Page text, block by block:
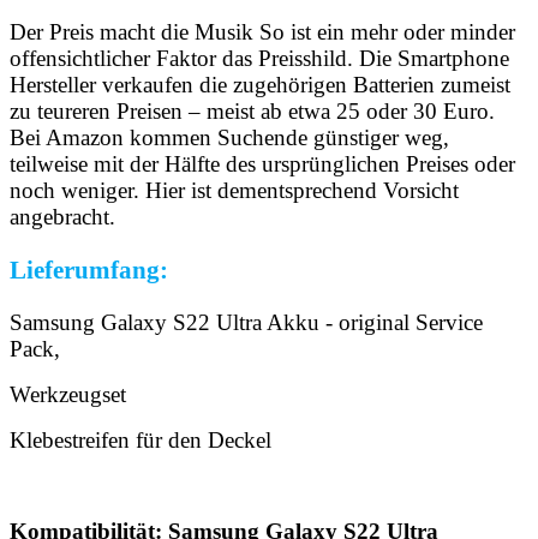
Der Preis macht die Musik So ist ein mehr oder minder
offensichtlicher Faktor das Preisshild. Die Smartphone
Hersteller verkaufen die zugehörigen Batterien zumeist
zu teureren Preisen – meist ab etwa 25 oder 30 Euro.
Bei Amazon kommen Suchende günstiger weg,
teilweise mit der Hälfte des ursprünglichen Preises oder
noch weniger. Hier ist dementsprechend Vorsicht
angebracht.
Lieferumfang:
Samsung Galaxy S22 Ultra Akku - original Service
Pack,
Werkzeugset
Klebestreifen für den Deckel
Kompatibilität: Samsung Galaxy S22 Ultra